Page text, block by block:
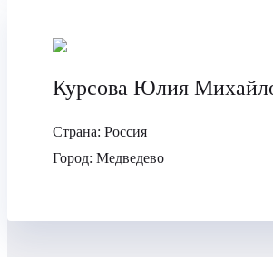
Курсова Юлия
Страна: Россия
Город: Медведево